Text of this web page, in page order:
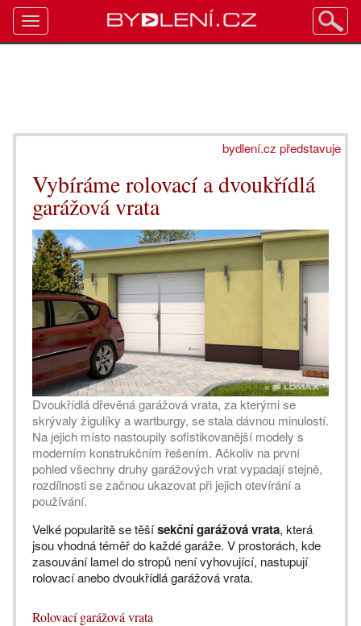
bydlení.cz představuje
Vybíráme rolovací a dvoukřídlá
garážová vrata
Dvoukřídlá dřevěná garážová vrata, za kterými se
skrývaly žigulíky a wartburgy, se stala dávnou minulostí.
Na jejich místo nastoupily sofistikovanější modely s
moderním konstrukčním řešením. Ačkoliv na první
pohled všechny druhy garážových vrat vypadají stejně,
rozdílnosti se začnou ukazovat při jejich otevírání a
používání.
Velké popularitě se těšísekční garážová vrata, která
jsou vhodná téměř do každé garáže. V prostorách, kde
zasouvání lamel do stropů není vyhovující, nastupují
rolovací anebo dvoukřídlá garážová vrata.
Rolovací garážová vrata
Toggle
navigation